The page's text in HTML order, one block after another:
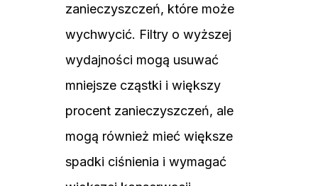
zanieczyszczeń, które może
wychwycić. Filtry o wyższej
wydajności mogą usuwać
mniejsze cząstki i większy
procent zanieczyszczeń, ale
mogą również mieć większe
spadki ciśnienia i wymagać